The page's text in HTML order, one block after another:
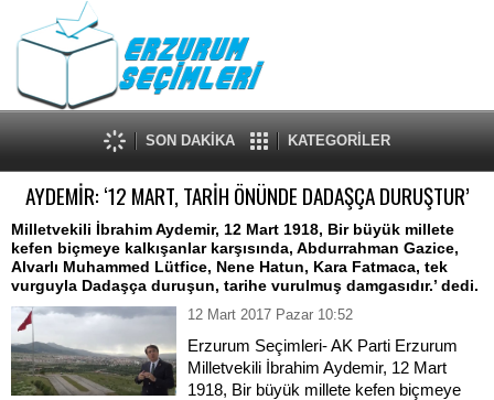
SON DAKİKA KATEGORİLER
AYDEMİR: ‘12 MART, TARİH ÖNÜNDE DADAŞÇA DURUŞTUR’
Milletvekili İbrahim Aydemir, 12 Mart 1918, Bir büyük millete
kefen biçmeye kalkışanlar karşısında, Abdurrahman Gazice,
Alvarlı Muhammed Lütfice, Nene Hatun, Kara Fatmaca, tek
vurguyla Dadaşça duruşun, tarihe vurulmuş damgasıdır.’ dedi.
12 Mart 2017 Pazar 10:52
Erzurum Seçimleri- AK Parti Erzurum
Milletvekili İbrahim Aydemir, 12 Mart
1918, Bir büyük millete kefen biçmeye